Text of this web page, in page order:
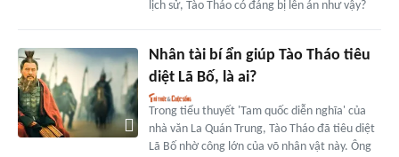
lịch sử, Tào Tháo có đáng bị lên án như vậy?
Nhân tài bí ẩn giúp Tào Tháo tiêu
diệt Lã Bố, là ai?
Trong tiểu thuyết 'Tam quốc diễn nghĩa' của
nhà văn La Quán Trung, Tào Tháo đã tiêu diệt
Lã Bố nhờ công lớn của võ nhân vật này. Ông